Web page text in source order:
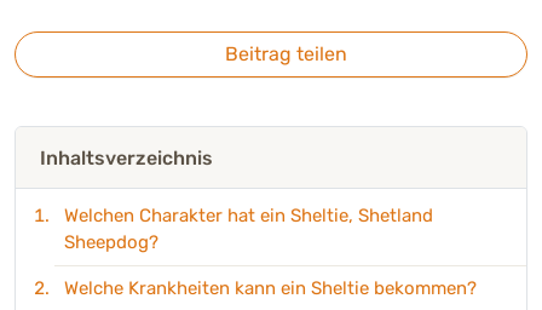
Beitrag teilen
Inhaltsverzeichnis
Welchen Charakter hat ein Sheltie, Shetland
Sheepdog?
Welche Krankheiten kann ein Sheltie bekommen?